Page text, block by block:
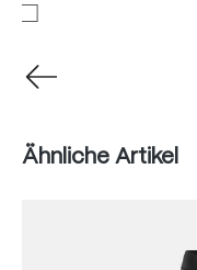
Produktgalerie
Ähnliche Artikel